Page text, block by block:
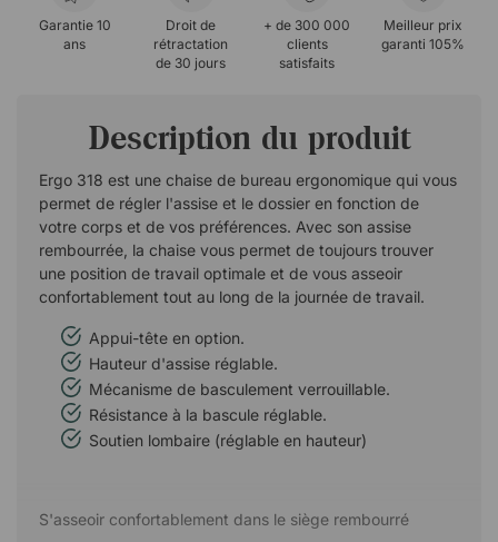
Garantie 10
ans
Droit de
rétractation
de 30 jours
+ de 300 000
clients
satisfaits
Meilleur prix
garanti 105%
Description du produit
Ergo 318 est une chaise de bureau ergonomique qui vous
permet de régler l'assise et le dossier en fonction de
votre corps et de vos préférences. Avec son assise
rembourrée, la chaise vous permet de toujours trouver
une position de travail optimale et de vous asseoir
confortablement tout au long de la journée de travail.
Appui-tête en option.
Hauteur d'assise réglable.
Mécanisme de basculement verrouillable.
Résistance à la bascule réglable.
Soutien lombaire (réglable en hauteur)
S'asseoir confortablement dans le siège rembourré